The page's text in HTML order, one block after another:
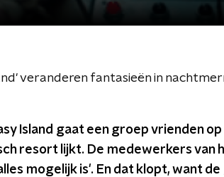
veranderen fantasieën in
Island gaat een groep vrienden
resort lijkt. De medewerkers van
mogelijk is'. En dat klopt, want